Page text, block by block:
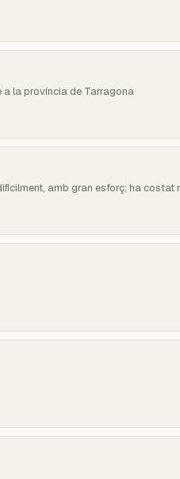
la província de Tarragona
amb gran esforç; ha costat